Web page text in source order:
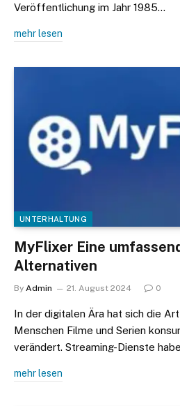
Veröffentlichung im Jahr 1985…
mehr lesen
UNTERHALTUNG
MyFlixer Eine
Alternativen
By Admin 21. August 2024 0
In der digitalen Ära hat sich die
Menschen Filme und Serien
verändert. Streaming-Dienste
mehr lesen